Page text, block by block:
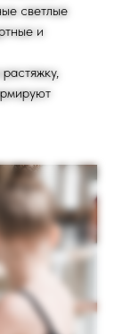
светлые
и